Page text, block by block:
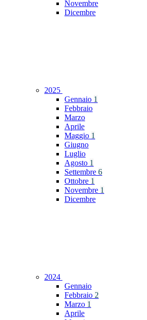
Novembre
Dicembre
2025
Gennaio 1
Febbraio
Marzo
Aprile
Maggio 1
Giugno
Luglio
Agosto 1
Settembre 6
Ottobre 1
Novembre 1
Dicembre
2024
Gennaio
Febbraio 2
Marzo 1
Aprile